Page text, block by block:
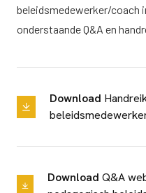
beleidsmedewerker/coach
onderstaande Q&A en
Download
Download Q&A